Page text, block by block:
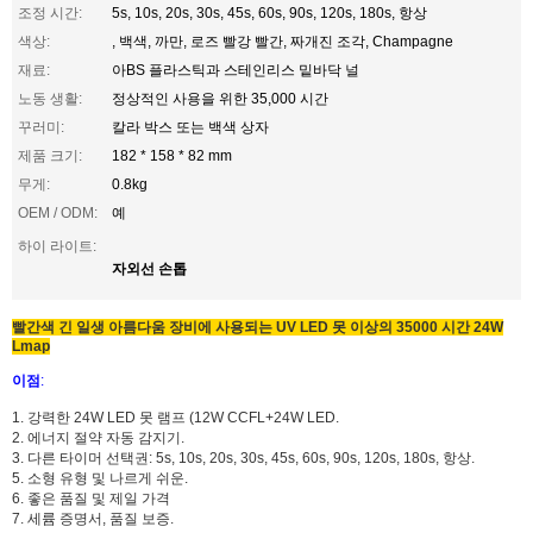
조정 시간:
5s, 10s, 20s, 30s, 45s, 60s, 90s, 120s, 180s, 항상
색상:
, 백색, 까만, 로즈 빨강 빨간, 짜개진 조각, Champagne
재료:
아BS 플라스틱과 스테인리스 밑바닥 널
노동 생활:
정상적인 사용을 위한 35,000 시간
꾸러미:
칼라 박스 또는 백색 상자
제품 크기:
182 * 158 * 82 mm
무게:
0.8kg
OEM / ODM:
예
하이 라이트:
자외선 손톱
빨간색 긴 일생 아름다움 장비에 사용되는 UV LED 못 이상의 35000 시간 24W
Lmap
이점 :
1. 강력한 24W LED 못 램프 (12W CCFL+24W LED.
2. 에너지 절약 자동 감지기.
3. 다른 타이머 선택권: 5s, 10s, 20s, 30s, 45s, 60s, 90s, 120s, 180s, 항상.
5. 소형 유형 및 나르게 쉬운.
6. 좋은 품질 및 제일 가격
7. 세륨 증명서, 품질 보증.